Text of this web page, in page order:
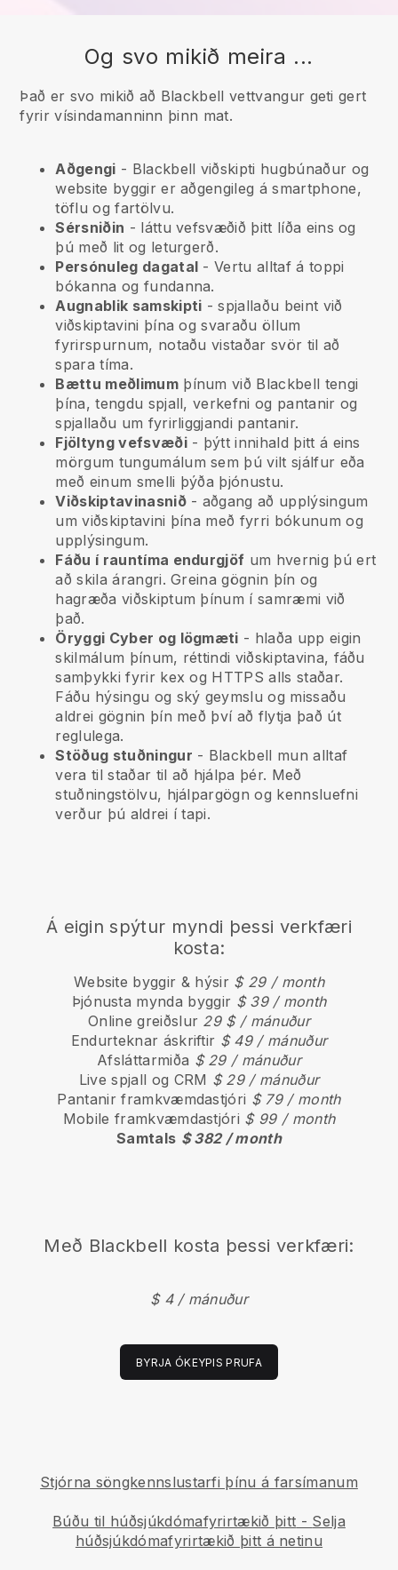
Og svo mikið meira ...
Það er svo mikið að Blackbell vettvangur geti gert
fyrir vísindamanninn þinn mat.
Aðgengi - Blackbell viðskipti hugbúnaður og
website byggir er aðgengileg á smartphone,
töflu og fartölvu.
Sérsniðin - láttu vefsvæðið þitt líða eins og
þú með lit og leturgerð.
Persónuleg dagatal - Vertu alltaf á toppi
bókanna og fundanna.
Augnablik samskipti - spjallaðu beint við
viðskiptavini þína og svaraðu öllum
fyrirspurnum, notaðu vistaðar svör til að
spara tíma.
Bættu meðlimumþínum við Blackbell tengi
þína, tengdu spjall, verkefni og pantanir og
spjallaðu um fyrirliggjandi pantanir.
Fjöltyng vefsvæði- þýtt innihald þitt á eins
mörgum tungumálum sem þú vilt sjálfur eða
með einum smelli þýða þjónustu.
Viðskiptavinasnið- aðgang að upplýsingum
um viðskiptavini þína með fyrri bókunum og
upplýsingum.
Fáðu í rauntíma endurgjöf um hvernig þú ert
að skila árangri. Greina gögnin þín og
hagræða viðskiptum þínum í samræmi við
það.
Öryggi Cyber og lögmæti - hlaða upp eigin
skilmálum þínum, réttindi viðskiptavina, fáðu
samþykki fyrir kex og HTTPS alls staðar.
Fáðu hýsingu og ský geymslu og missaðu
aldrei gögnin þín með því að flytja það út
reglulega.
Stöðug stuðningur - Blackbell mun alltaf
vera til staðar til að hjálpa þér. Með
stuðningstölvu, hjálpargögn og kennsluefni
verður þú aldrei í tapi.
Á eigin spýtur myndi þessi verkfæri
kosta:
Website byggir & hýsir $ 29 / month
Þjónusta mynda byggir $ 39 / month
Online greiðslur 29 $ / mánuður
Endurteknar áskriftir $ 49 / mánuður
Afsláttarmiða $ 29 / mánuður
Live spjall og CRM $ 29 / mánuður
Pantanir framkvæmdastjóri $ 79 / month
Mobile framkvæmdastjóri $ 99 / month
Samtals $ 382 / month
Með Blackbell kosta þessi verkfæri:
$ 4 / mánuður
BYRJA ÓKEYPIS PRUFA
Stjórna söngkennslustarfi þínu á farsímanum
Búðu til húðsjúkdómafyrirtækið þitt - Selja
húðsjúkdómafyrirtækið þitt á netinu